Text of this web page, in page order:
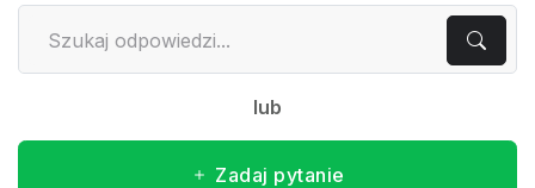
lub
Zadaj pytanie